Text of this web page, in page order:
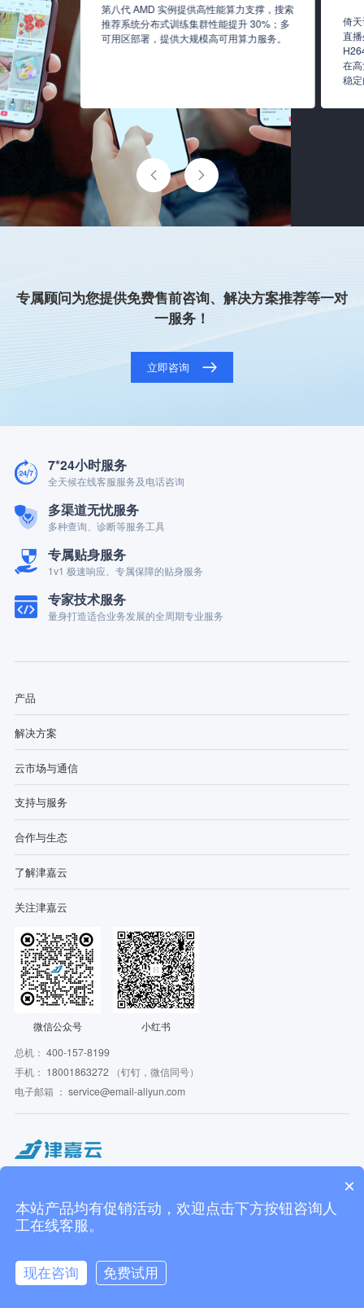
出弹性集
源可用性
第八代 AMD 实例提供高性能算力支撑，搜索
推荐系统分布式训练集群性能提升 30%；多
可用区部署，提供大规模高可用算力服务。
倚
直
在
稳
专属顾问为您提供免费售前咨询、解决方案推荐等一对
一服务！
立即咨询
7*24小时服务
全天候在线客服服务及电话咨询
多渠道无忧服务
多种查询、诊断等服务工具
专属贴身服务
1v1 极速响应、专属保障的贴身服务
专家技术服务
量身打造适合业务发展的全周期专业服务
产品
解决方案
云市场与通信
支持与服务
合作与生态
了解津嘉云
关注津嘉云
微信公众号
小红书
总机： 400-157-8199
手机： 18001863272（钉钉，微信同号）
电子邮箱 ： service@email-aliyun.com
上海津嘉云信息技术有限公司 | 米盒子信息技术（杭州）有限公司 | 上海虹途万锦企
业管理咨询有限公司
31011502404318号
代理域名注册服务机构：阿里云计算有限公司 | 新网互联 | 西部数码
技术支持：津嘉云
×
本站产品均有促销活动，欢迎点击下方按钮咨询人
工在线客服。
现在咨询
免费试用
在线咨询